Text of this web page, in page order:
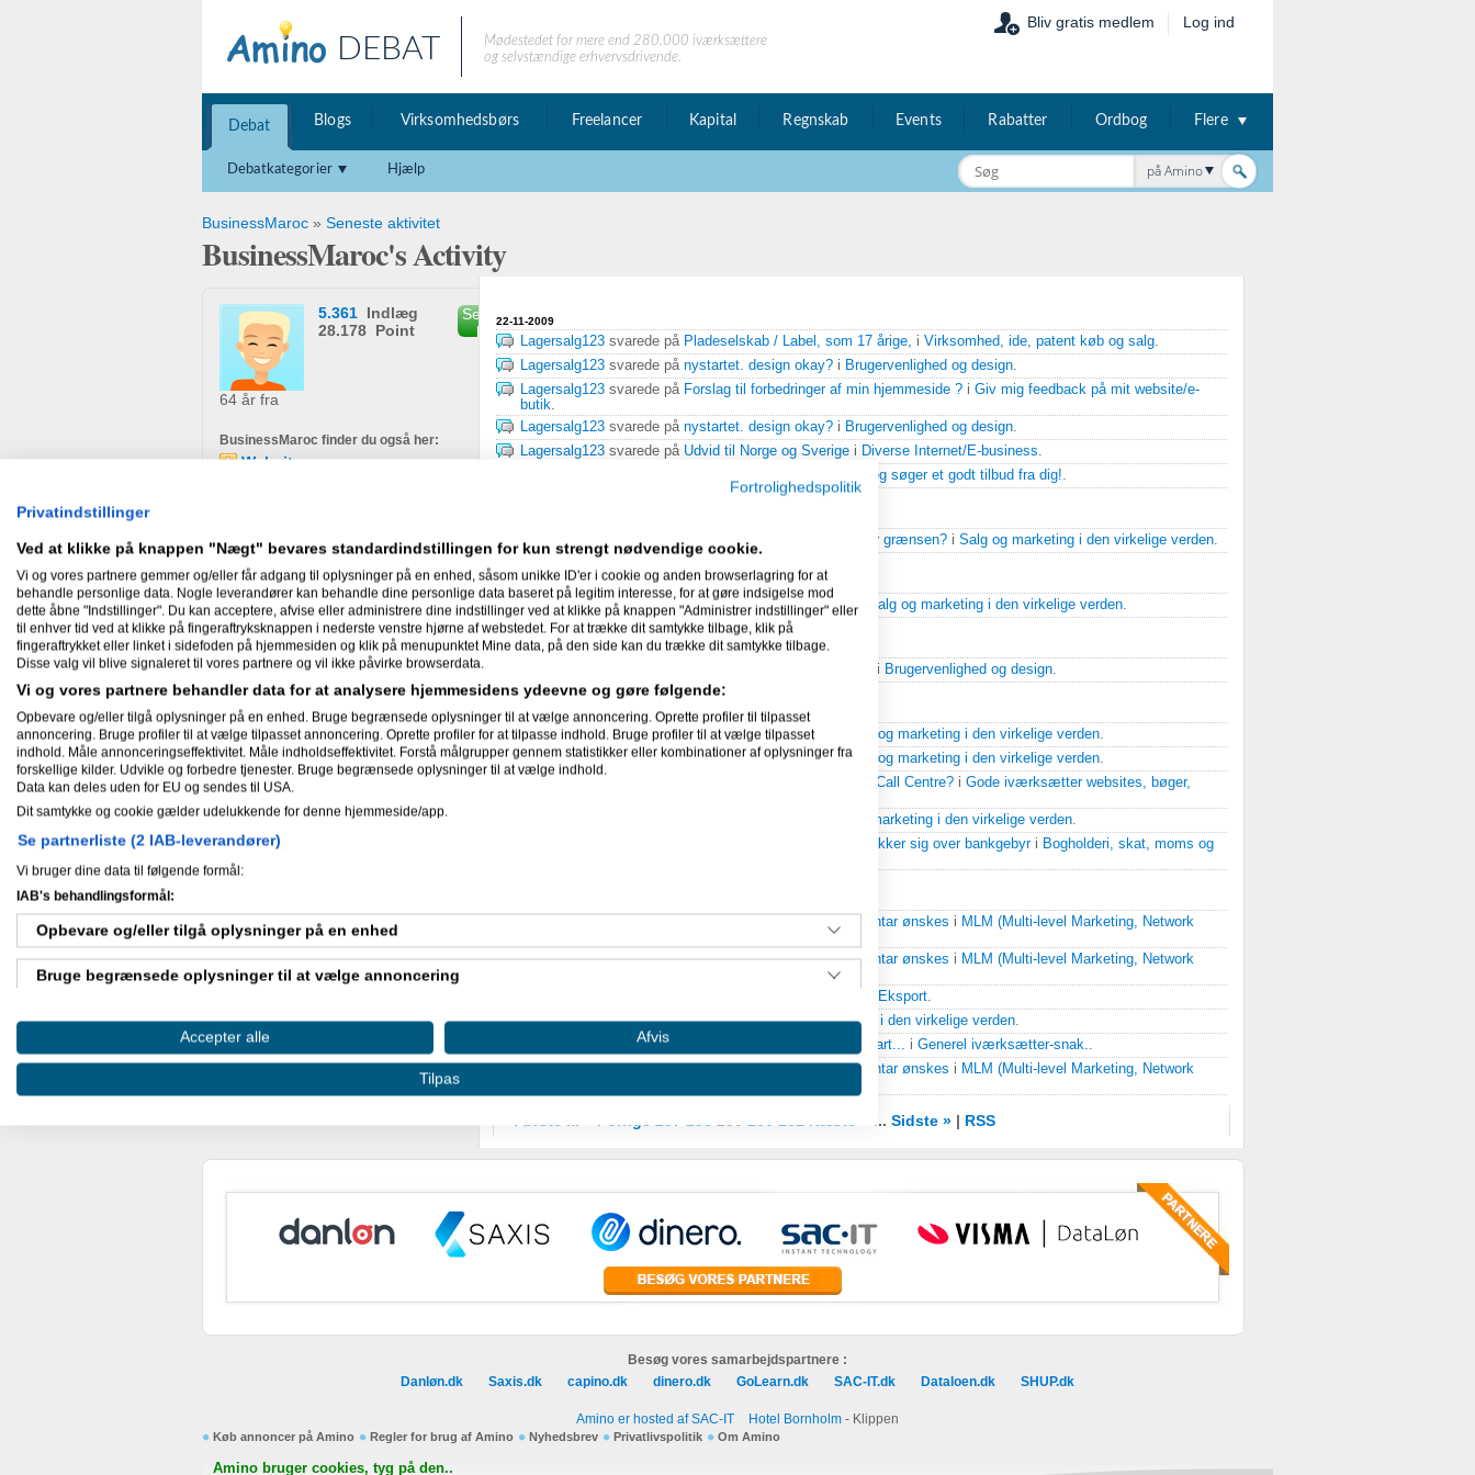
DEBAT
Mødestedet for mere end 280.000 iværksættere
og selvstændige erhvervsdrivende.
Bliv gratis medlem Log ind
Debat Blogs Virksomhedsbørs Freelancer Kapital Regnskab Events Rabatter Ordbog Flere
Debatkategorier Hjælp på Amino
BusinessMaroc » Seneste aktivitet
BusinessMaroc's Activity
64 år fra
5.361 Indlæg
28.178 Point
Send privat
besked
BusinessMaroc finder du også her:
Website
22-11-2009
Lagersalg123 svarede på Pladeselskab / Label, som 17 årige, i Virksomhed, ide, patent køb og salg.
Lagersalg123 svarede på nystartet. design okay? i Brugervenlighed og design.
Lagersalg123 svarede på Forslag til forbedringer af min hjemmeside ? i Giv mig feedback på mit website/e-
butik.
Lagersalg123 svarede på nystartet. design okay? i Brugervenlighed og design.
Lagersalg123 svarede på Udvid til Norge og Sverige i Diverse Internet/E-business.
Jeg søger et godt tilbud fra dig!.
Lagersalg123 svarede på Markedsføringsloven, Hvor går grænsen? i Salg og marketing i den virkelige verden.
20-11-2009
Lagersalg123 svarede påbilleder og billeddatabaser?i Salg og marketing i den virkelige verden.
19-11-2009
i Brugervenlighed og design.
08-11-2009
Lagersalg123svarede påB2B virksomhed søges Salg og marketing i den virkelige verden.
Lagersalg123svarede påB2B virksomhed søges iSalg og marketing i den virkelige verden.
Nongen som har erfaring med Call Centre? i Gode iværksætter websites, bøger,
Salg og marketing i den virkelige verden.
Vores danske leverandører brokker sig over bankgebyri Bogholderi, skat, moms og
Afregningsplan MLM - kommentar ønskes i MLM (Multi-level Marketing, Network
Lagersalg123svarede påAfregningsplan MLM - kommentar ønskes i MLM (Multi-level Marketing, Network
Import og Eksport.
Lagersalg123svarede påPris - logoiSalg og marketing i den virkelige verden.
svarede på Finanskrisen kradser..., åbenbart... i Generel iværksætter-snak..
Afregningsplan MLM - kommentar ønskes i MLM (Multi-level Marketing, Network
... Sidste » | RSS
Besøg vores samarbejdspartnere :
Danløn.dk
Saxis.dk capino.dk dinero.dk GoLearn.dk SAC-IT.dk Dataloen.dk SHUP.dk
Amino er hosted af SAC-IT Hotel Bornholm - Klippen
Køb annoncer på Amino Regler for brug af Amino Nyhedsbrev Privatlivspolitik Om Amino
Amino bruger cookies, tyg på den..
Fortrolighedspolitik
Privatindstillinger
Ved at klikke på knappen "Nægt" bevares standardindstillingen for kun strengt nødvendige cookie.
Vi og vores partnere gemmer og/eller får adgang til oplysninger på en enhed, såsom unikke ID'er i cookie og anden browserlagring for at
behandle personlige data. Nogle leverandører kan behandle dine personlige data baseret på legitim interesse, for at gøre indsigelse mod
dette åbne "Indstillinger". Du kan acceptere, afvise eller administrere dine indstillinger ved at klikke på knappen "Administrer indstillinger" eller
til enhver tid ved at klikke på fingeraftryksknappen i nederste venstre hjørne af webstedet. For at trække dit samtykke tilbage, klik på
fingeraftrykket eller linket i sidefoden på hjemmesiden og klik på menupunktet Mine data, på den side kan du trække dit samtykke tilbage.
Disse valg vil blive signaleret til vores partnere og vil ikke påvirke browserdata.
Vi og vores partnere behandler data for at analysere hjemmesidens ydeevne og gøre følgende:
Opbevare og/eller tilgå oplysninger på en enhed. Bruge begrænsede oplysninger til at vælge annoncering. Oprette profiler til tilpasset
annoncering. Bruge profiler til at vælge tilpasset annoncering. Oprette profiler for at tilpasse indhold. Bruge profiler til at vælge tilpasset
indhold. Måle annonceringseffektivitet. Måle indholdseffektivitet. Forstå målgrupper gennem statistikker eller kombinationer af oplysninger fra
forskellige kilder. Udvikle og forbedre tjenester. Bruge begrænsede oplysninger til at vælge indhold.
Data kan deles uden for EU og sendes til USA.
Dit samtykke og cookie gælder udelukkende for denne hjemmeside/app.
Se partnerliste (2 IAB-leverandører)
Vi bruger dine data til følgende formål:
IAB's behandlingsformål:
Opbevare og/eller tilgå oplysninger på en enhed
Bruge begrænsede oplysninger til at vælge annoncering
Oprette profiler til tilpasset annoncering
Bruge profiler til at vælge tilpasset annoncering
Forstå målgrupper gennem statistikker eller kombinationer af oplysninger fra forskellige
Bruge præcise geografiske placeringsoplysninger
Accepter alle Afvis
Tilpas